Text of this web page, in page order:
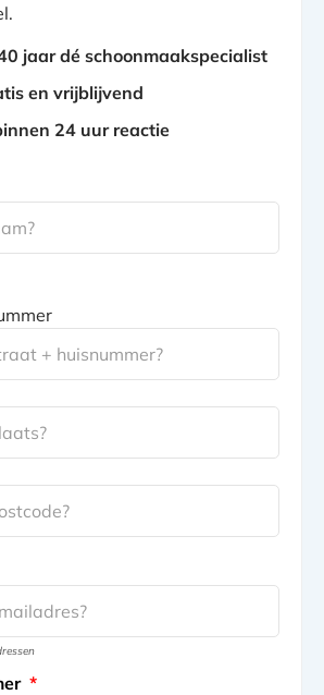
jaar dé schoonmaakspecialist
en vrijblijvend
24 uur reactie
*